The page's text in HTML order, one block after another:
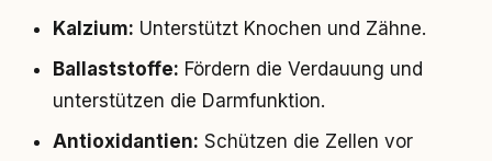
Kalzium: Unterstützt Knochen und Zähne.
Ballaststoffe: Fördern die Verdauung und
unterstützen die Darmfunktion.
Antioxidantien: Schützen die Zellen vor